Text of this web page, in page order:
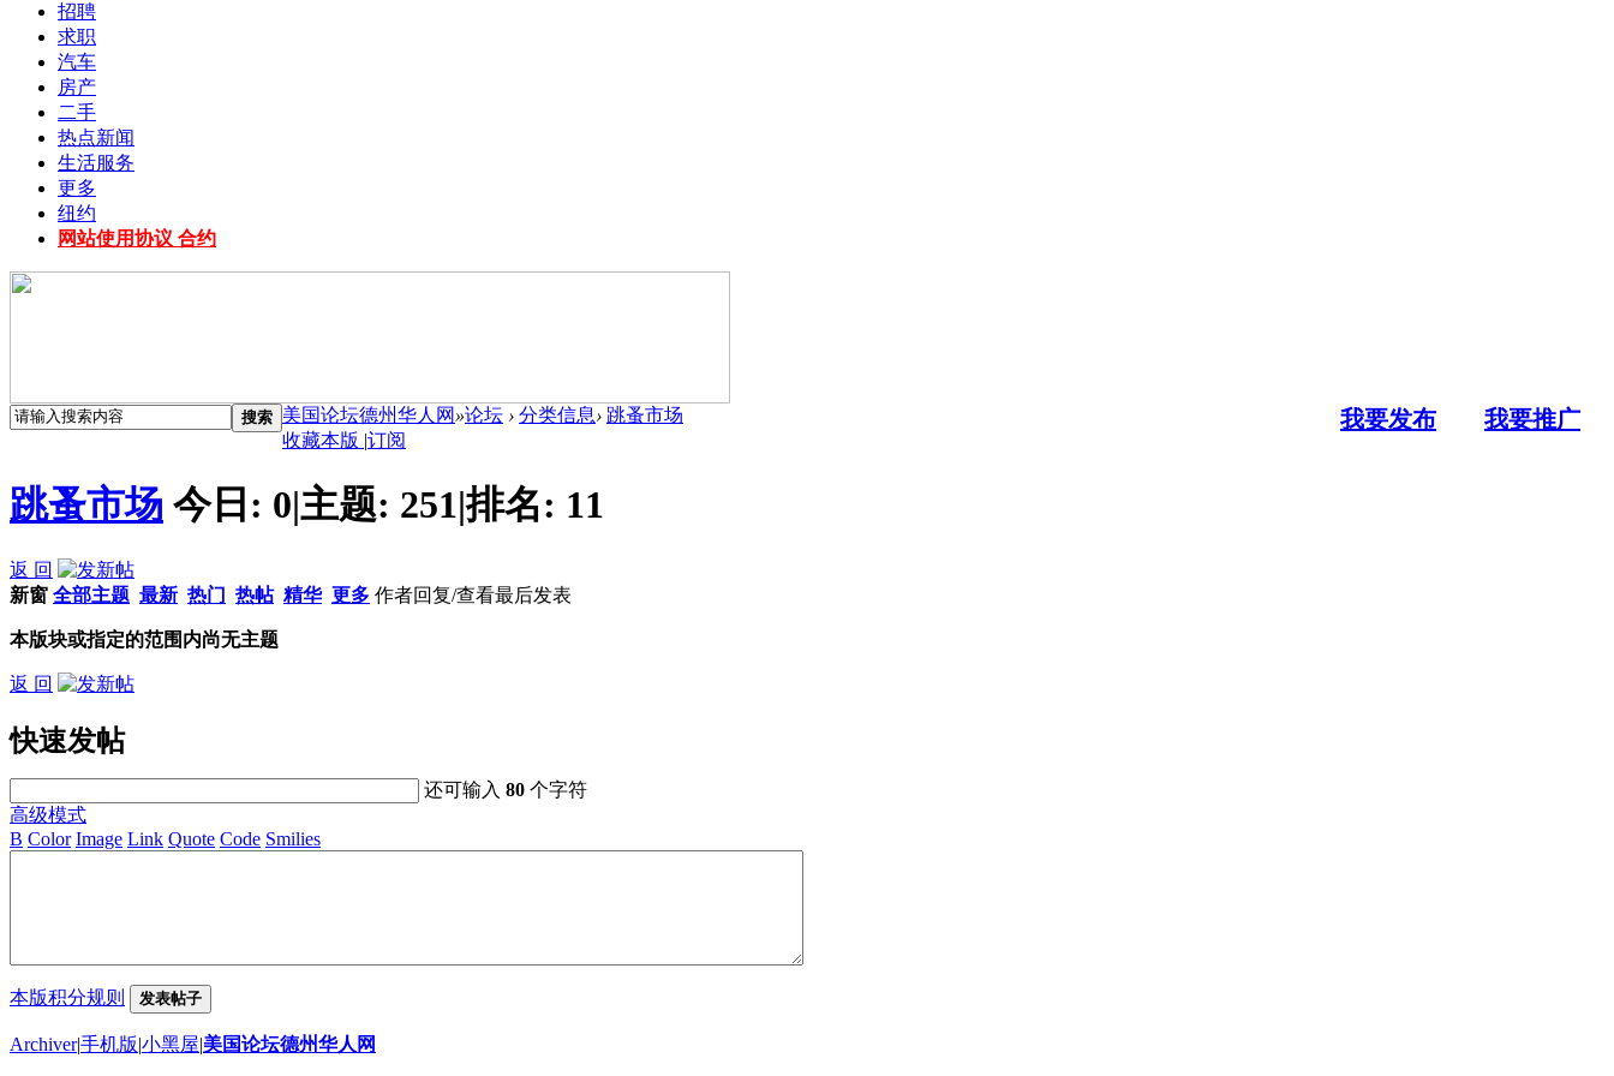
招聘
求职
汽车
房产
二手
热点新闻
生活服务
更多
纽约
网站使用协议 合约
搜索 我要发布 我要推广
美国论坛德州华人网 »论坛 › 分类信息› 跳蚤市场
收藏本版 |订阅
跳蚤市场 今日: 0|主题: 251|排名: 11
返 回
新窗 全部主题 最新 热门 热帖 精华 更多 作者回复/查看最后发表
本版块或指定的范围内尚无主题
返 回
快速发帖
还可输入80 个字符
高级模式
B Color Image Link Quote Code Smilies
本版积分规则 发表帖子
Archiver|手机版|小黑屋|美国论坛德州华人网